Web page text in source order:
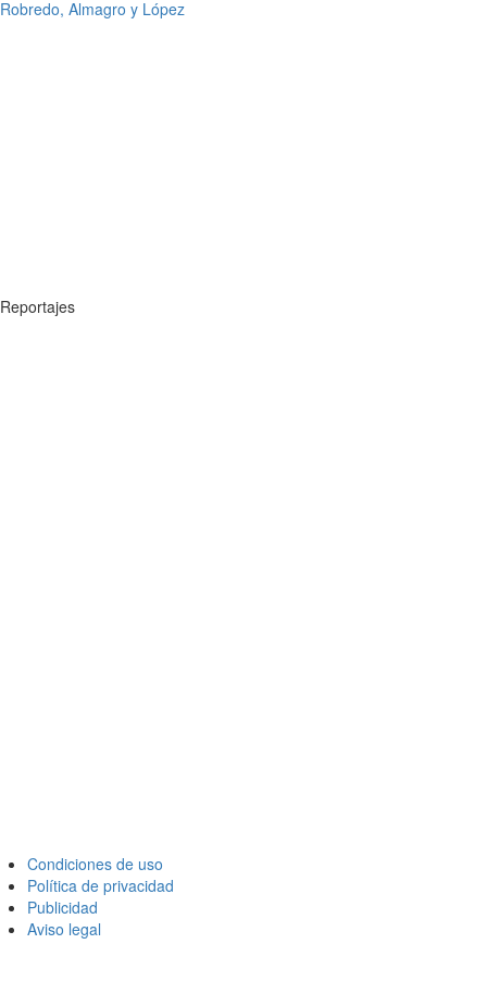
Robredo, Almagro y López
Reportajes
Condiciones de uso
Política de privacidad
Publicidad
Aviso legal